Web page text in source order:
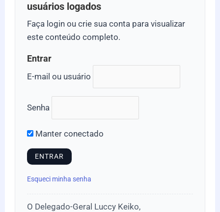
usuários logados
Faça login ou crie sua conta para visualizar
este conteúdo completo.
Entrar
E-mail ou usuário
Senha
Manter conectado
Esqueci minha senha
O Delegado-Geral Luccy Keiko,